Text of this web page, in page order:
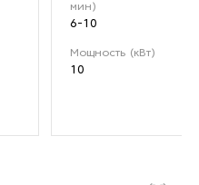
мин)
6-10
Мощность (кВт)
10